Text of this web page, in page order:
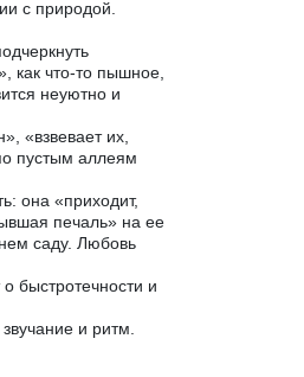
с природой.
как что-то пышное,
неуютно и
«взвевает их,
пустым аллеям
она «приходит,
печаль» на ее
саду. Любовь
быстротечности и
и ритм.